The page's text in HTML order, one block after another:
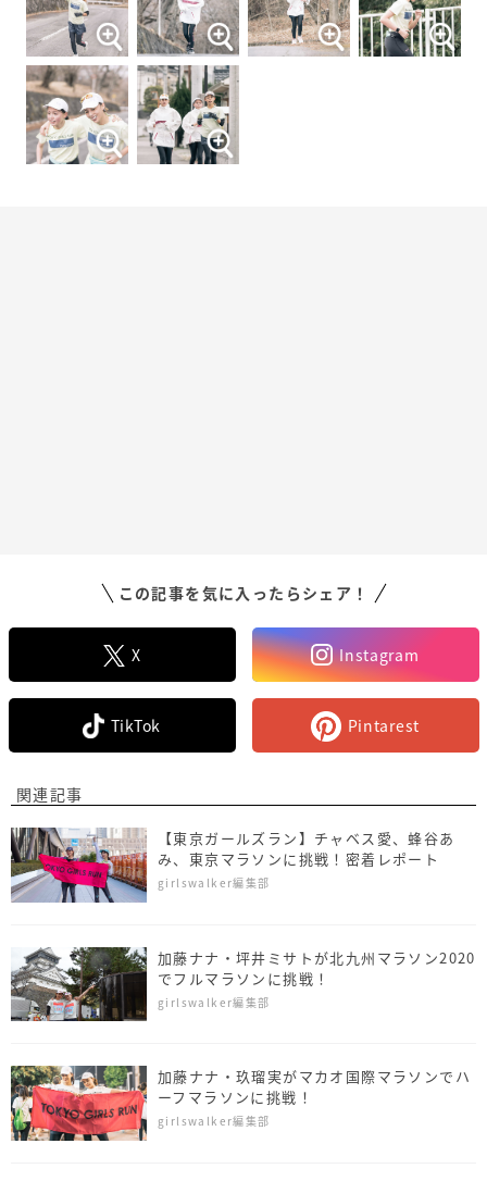
この記事を気に入ったらシェア！
X Instagram
TikTok Pintarest
関連記事
【東京ガールズラン】チャベス愛、蜂谷あ
み、東京マラソンに挑戦！密着レポート
girlswalker編集部
加藤ナナ・坪井ミサトが北九州マラソン2020
でフルマラソンに挑戦！
girlswalker編集部
加藤ナナ・玖瑠実がマカオ国際マラソンでハ
ーフマラソンに挑戦！
girlswalker編集部